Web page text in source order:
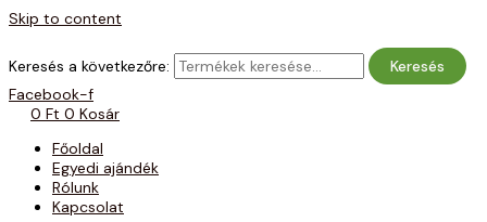
Skip to content
Keresés a következőre:
Keresés
Facebook-f
0 Ft 0 Kosár
Főoldal
Egyedi ajándék
Rólunk
Kapcsolat